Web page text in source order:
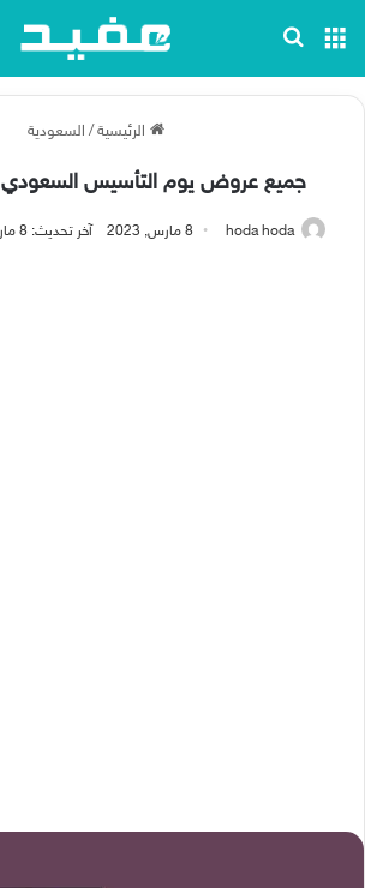
القائمة
الرئيسية/ السعودية
جميع عروض يوم التأسيس السعودي 2023/ 1444
hoda hoda 8 مارس, 2023 آخر تحديث: 8 مارس, 2023